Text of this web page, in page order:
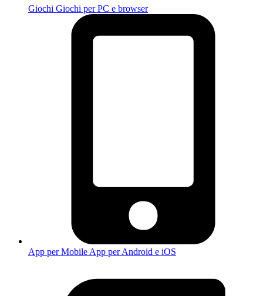
Giochi Giochi per PC e browser
App per Mobile App per Android e iOS